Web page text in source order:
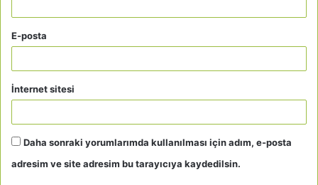
E-posta
İnternet sitesi
Daha sonraki yorumlarımda kullanılması için adım, e-posta
adresim ve site adresim bu tarayıcıya kaydedilsin.